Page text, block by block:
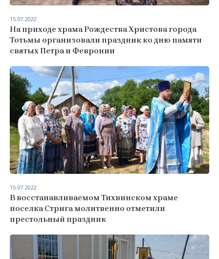
На приходе храма Рождества Христова города
Тотьмы организовали праздник ко дню памяти
святых Петра и Февронии
15.07.2022
В восстанавливаемом Тихвинском храме
поселка Стрига молитвенно отметили
престольный праздник
15.07.2022